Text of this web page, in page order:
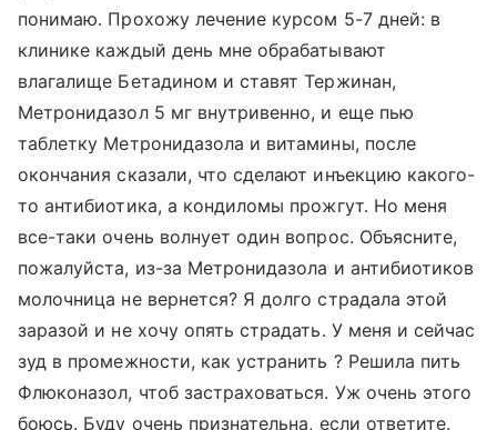
понимаю. Прохожу лечение курсом 5-7 дней: в
клинике каждый день мне обрабатывают
влагалище Бетадином и ставят Тержинан,
Метронидазол 5 мг внутривенно, и еще пью
таблетку Метронидазола и витамины, после
окончания сказали, что сделают инъекцию какого-
то антибиотика, а кондиломы прожгут. Но меня
все-таки очень волнует один вопрос. Объясните,
пожалуйста, из-за Метронидазола и антибиотиков
молочница не вернется? Я долго страдала этой
заразой и не хочу опять страдать. У меня и сейчас
зуд в промежности, как устранить ? Решила пить
Флюконазол, чтоб застраховаться. Уж очень этого
боюсь. Буду очень признательна, если ответите.